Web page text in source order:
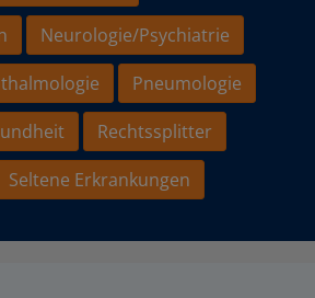
Neurologie/Psychiatrie
Pneumologie
Rechtssplitter
Seltene Erkrankungen